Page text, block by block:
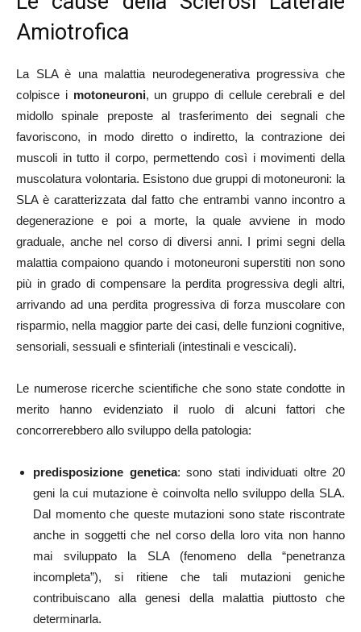
Amiotrofica
La SLA è una malattia neurodegenerativa progressiva che
colpisce i motoneuroni, un gruppo di cellule cerebrali e del
midollo spinale preposte al trasferimento dei segnali che
favoriscono, in modo diretto o indiretto, la contrazione dei
muscoli in tutto il corpo, permettendo così i movimenti della
muscolatura volontaria. Esistono due gruppi di motoneuroni: la
SLA è caratterizzata dal fatto che entrambi vanno incontro a
degenerazione e poi a morte, la quale avviene in modo
graduale, anche nel corso di diversi anni. I primi segni della
malattia compaiono quando i motoneuroni superstiti non sono
più in grado di compensare la perdita progressiva degli altri,
arrivando ad una perdita progressiva di forza muscolare con
risparmio, nella maggior parte dei casi, delle funzioni cognitive,
sensoriali, sessuali e sfinteriali (intestinali e vescicali).
Le numerose ricerche scientifiche che sono state condotte in
merito hanno evidenziato il ruolo di alcuni fattori che
concorrerebbero allo sviluppo della patologia:
predisposizione genetica: sono stati individuati oltre 20
geni la cui mutazione è coinvolta nello sviluppo della SLA.
Dal momento che queste mutazioni sono state riscontrate
anche in soggetti che nel corso della loro vita non hanno
mai sviluppato la SLA (fenomeno della “penetranza
incompleta”), si ritiene che tali mutazioni geniche
contribuiscano alla genesi della malattia piuttosto che
determinarla.